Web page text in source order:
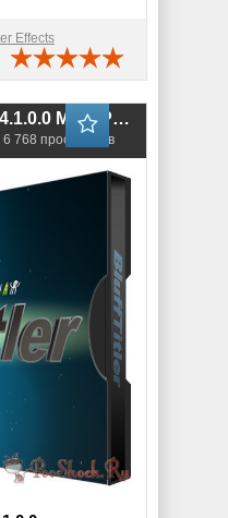
Effects
BluffTitler Ultimate 14.1.0.0 MegaPack
6 768 просмотров